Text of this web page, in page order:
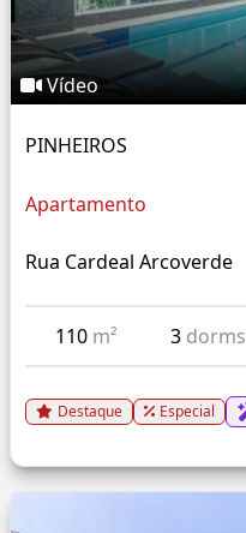
Vídeo
PINHEIROS
Apartamento
Rua Cardeal Arcoverde
110 m² 3 dorms
Destaque Especial